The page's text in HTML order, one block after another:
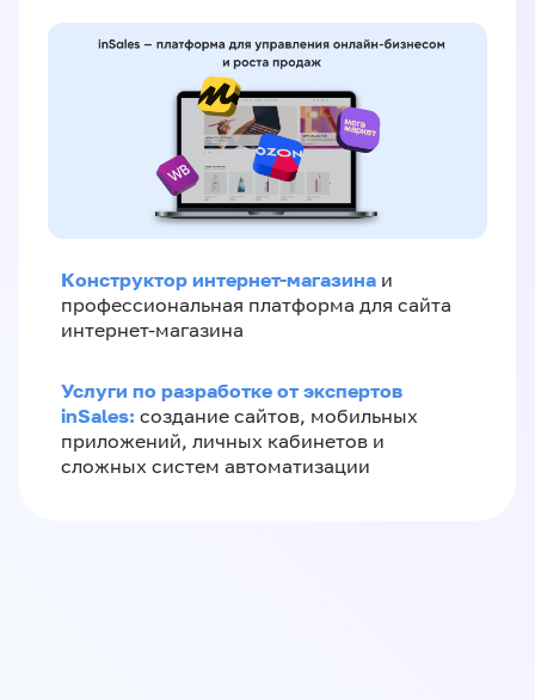
Конструктор интернет-магазина и
профессиональная платформа для сайта
интернет-магазина
Услуги по разработке от экспертов
inSales: создание сайтов, мобильных
приложений, личных кабинетов и
сложных систем автоматизации